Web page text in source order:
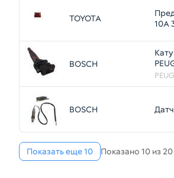
TOYOTA
10A
BOSCH
BOSCH
Показать еще 10 Показано 10 из 20